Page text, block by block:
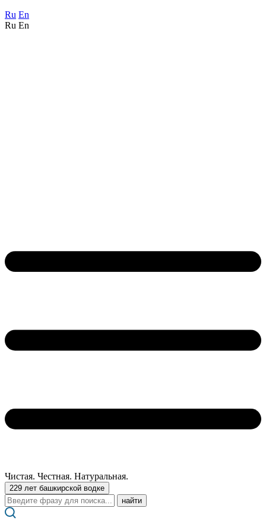
Ru En
Ru En
Чистая. Честная. Натуральная.
229 лет башкирской водке
Поиск: